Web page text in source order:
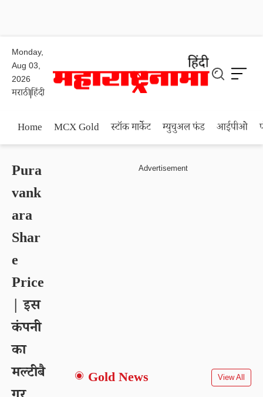
Monday,
Aug 03,
2026
मराठीहिंदी
Home MCX Gold स्टॉक मार्केट म्युचुअल फंड आईपीओ
Pura
vank
ara
Shar
e
Price
| इस
कंपनी
का
मल्टीबै
Gold News View All